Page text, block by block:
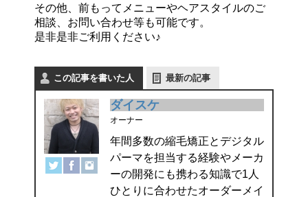
その他、前もってメニューやヘアスタイルのご
相談、お問い合わせ等も可能です。
是非是非ご利用ください♪
この記事を書いた人 最新の記事
ダイスケ
オーナー
年間多数の縮毛矯正とデジタル
パーマを担当する経験やメーカ
ーの開発にも携わる知識で1人
ひとりに合わせたオーダーメイ